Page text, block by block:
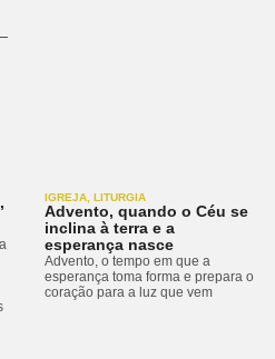
IGREJA LITURGIA
Advento, quando o Céu se
inclina à terra e a
esperança nasce
Advento, o tempo em que a
esperança toma forma e prepara o
coração para a luz que vem